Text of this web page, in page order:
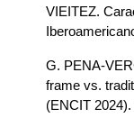
VIEITEZ.
G. PENA-
frame vs.
(ENCIT